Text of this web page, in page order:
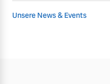
Unsere News & Events